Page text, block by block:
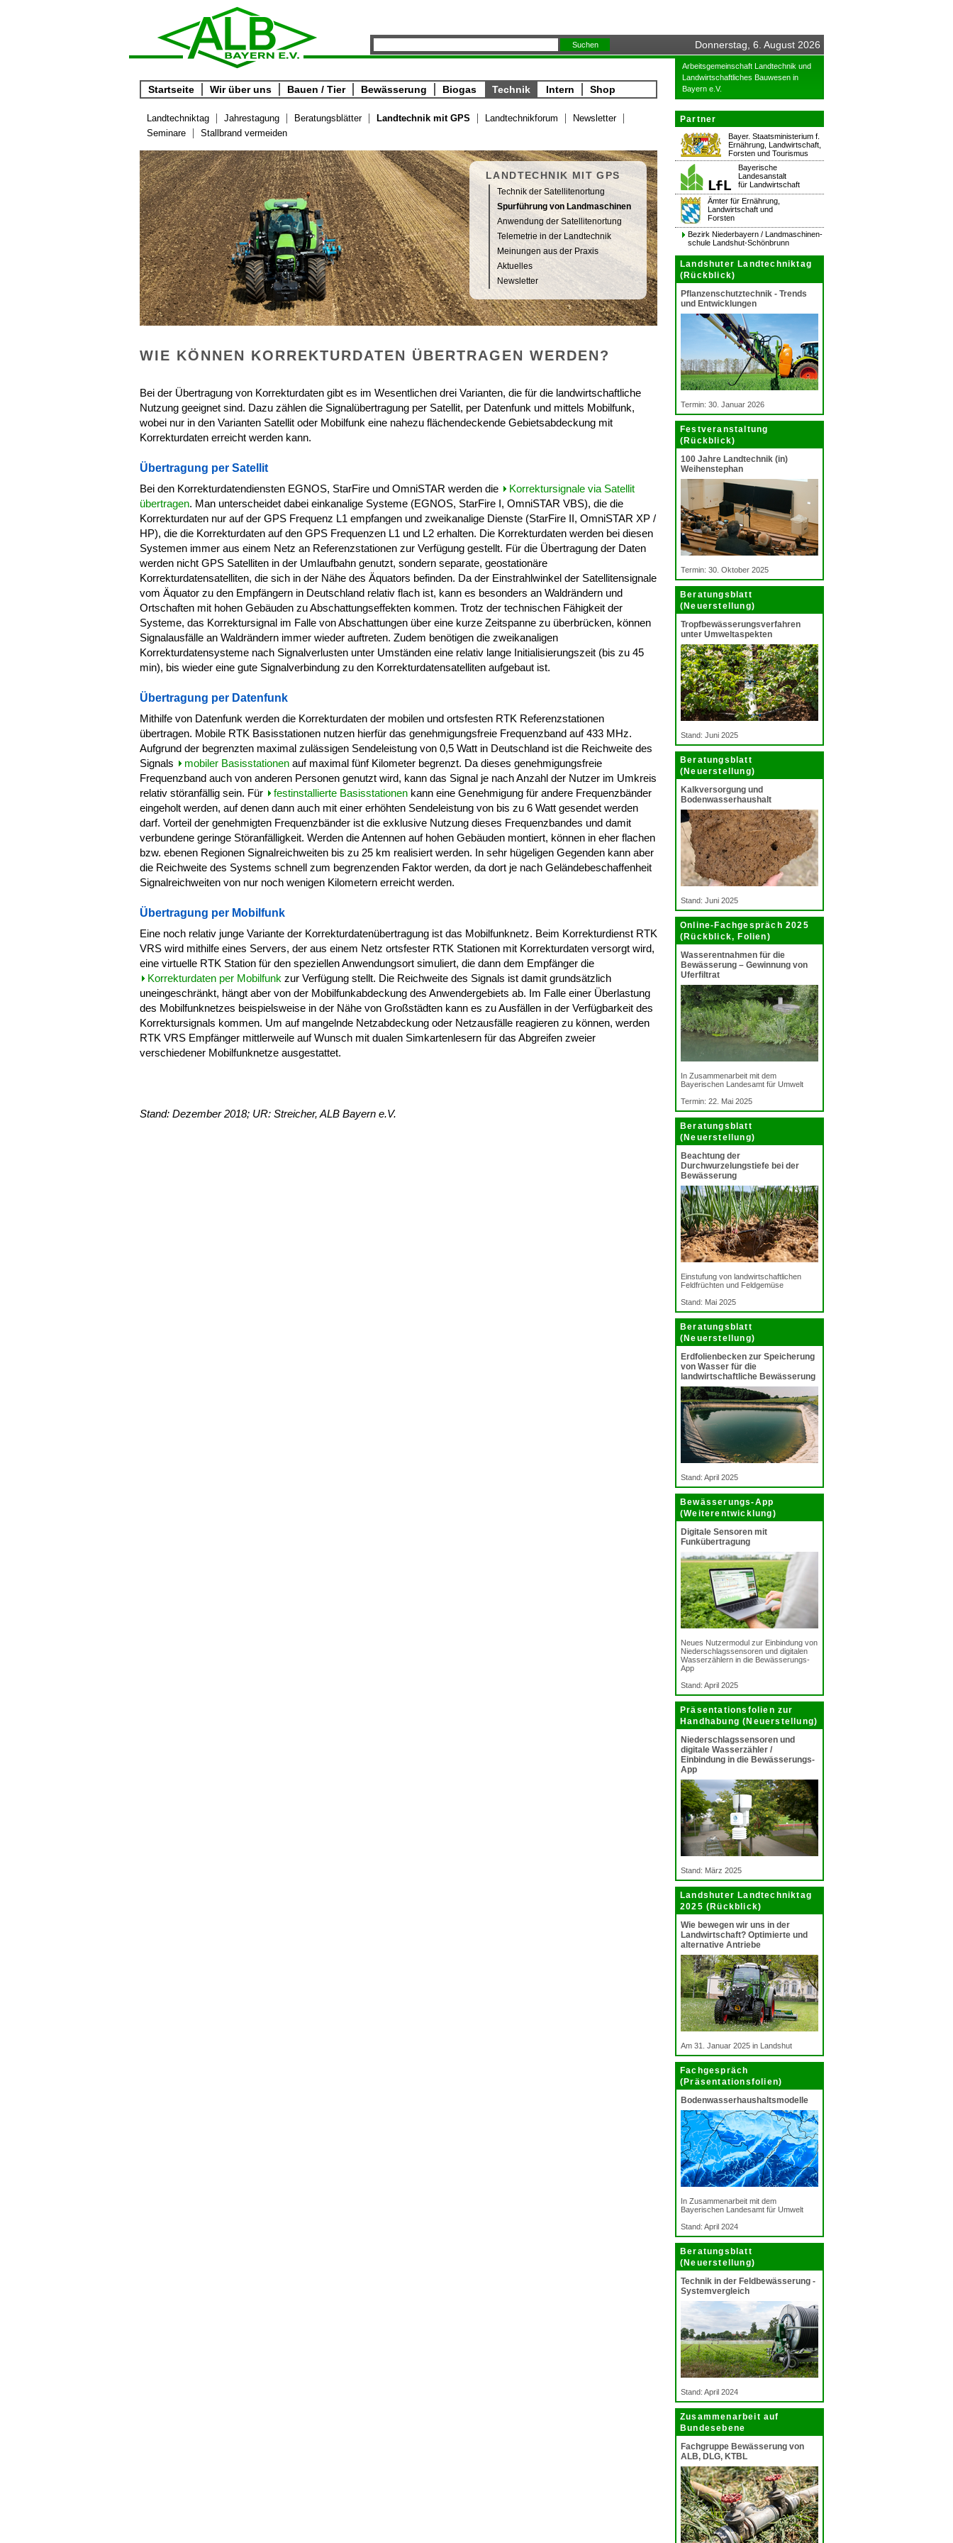
Donnerstag, 6. August 2026
Startseite Wir über uns Bauen / Tier Bewässerung Biogas Technik Intern Shop
Arbeitsgemeinschaft Landtechnik und
Landwirtschaftliches Bauwesen in
Bayern e.V.
Partner
Bayer. Staatsministerium f.
Ernährung, Landwirtschaft,
Forsten und Tourismus
Bayerische
Landesanstalt
für Landwirtschaft
Ämter für Ernährung,
Landwirtschaft und
Forsten
Bezirk Niederbayern / Landmaschinen-
schule Landshut-Schönbrunn
Landshuter Landtechniktag
(Rückblick)
Pflanzenschutztechnik - Trends
und Entwicklungen
Termin: 30. Januar 2026
Festveranstaltung
(Rückblick)
100 Jahre Landtechnik (in)
Weihenstephan
Termin: 30. Oktober 2025
Beratungsblatt
(Neuerstellung)
Tropfbewässerungsverfahren
unter Umweltaspekten
Stand: Juni 2025
Beratungsblatt
(Neuerstellung)
Kalkversorgung und
Bodenwasserhaushalt
Stand: Juni 2025
Online-Fachgespräch 2025
(Rückblick, Folien)
Wasserentnahmen für die
Bewässerung – Gewinnung von
Uferfiltrat
In Zusammenarbeit mit dem
Bayerischen Landesamt für Umwelt
Termin: 22. Mai 2025
Beratungsblatt
(Neuerstellung)
Beachtung der
Durchwurzelungstiefe bei der
Bewässerung
Einstufung von landwirtschaftlichen
Feldfrüchten und Feldgemüse
Stand: Mai 2025
Beratungsblatt
(Neuerstellung)
Erdfolienbecken zur Speicherung
von Wasser für die
landwirtschaftliche Bewässerung
Stand: April 2025
Bewässerungs-App
(Weiterentwicklung)
Digitale Sensoren mit
Funkübertragung
Neues Nutzermodul zur Einbindung von
Niederschlagssensoren und digitalen
Wasserzählern in die Bewässerungs-
App
Stand: April 2025
Präsentationsfolien zur
Handhabung (Neuerstellung)
Niederschlagssensoren und
digitale Wasserzähler /
Einbindung in die Bewässerungs-
App
Stand: März 2025
Landshuter Landtechniktag
2025 (Rückblick)
Wie bewegen wir uns in der
Landwirtschaft? Optimierte und
alternative Antriebe
Am 31. Januar 2025 in Landshut
Fachgespräch
(Präsentationsfolien)
Bodenwasserhaushaltsmodelle
In Zusammenarbeit mit dem
Bayerischen Landesamt für Umwelt
Stand: April 2024
Beratungsblatt
(Neuerstellung)
Technik in der Feldbewässerung -
Systemvergleich
Stand: April 2024
Zusammenarbeit auf
Bundesebene
Fachgruppe Bewässerung von
ALB, DLG, KTBL
Landtechniktag Jahrestagung Beratungsblätter Landtechnik mit GPS Landtechnikforum
Newsletter
Seminare
Stallbrand vermeiden
LANDTECHNIK MIT GPS
Technik der Satellitenortung
Spurführung von Landmaschinen
Anwendung der Satellitenortung
Telemetrie in der Landtechnik
Meinungen aus der Praxis
Aktuelles
Newsletter
WIE KÖNNEN KORREKTURDATEN ÜBERTRAGEN WERDEN?
Bei der Übertragung von Korrekturdaten gibt es im Wesentlichen drei Varianten, die für die landwirtschaftliche
Nutzung geeignet sind. Dazu zählen die Signalübertragung per Satellit, per Datenfunk und mittels Mobilfunk,
wobei nur in den Varianten Satellit oder Mobilfunk eine nahezu flächendeckende Gebietsabdeckung mit
Korrekturdaten erreicht werden kann.
Übertragung per Satellit
Bei den Korrekturdatendiensten EGNOS, StarFire und OmniSTAR werden die
Korrektursignale via Satellit
übertragen. Man unterscheidet dabei einkanalige Systeme (EGNOS, StarFire I, OmniSTAR VBS), die die
Korrekturdaten nur auf der GPS Frequenz L1 empfangen und zweikanalige Dienste (StarFire II, OmniSTAR XP /
HP), die die Korrekturdaten auf den GPS Frequenzen L1 und L2 erhalten. Die Korrekturdaten werden bei diesen
Systemen immer aus einem Netz an Referenzstationen zur Verfügung gestellt. Für die Übertragung der Daten
werden nicht GPS Satelliten in der Umlaufbahn genutzt, sondern separate, geostationäre
Korrekturdatensatelliten, die sich in der Nähe des Äquators befinden. Da der Einstrahlwinkel der Satellitensignale
vom Äquator zu den Empfängern in Deutschland relativ flach ist, kann es besonders an Waldrändern und
Ortschaften mit hohen Gebäuden zu Abschattungseffekten kommen. Trotz der technischen Fähigkeit der
Systeme, das Korrektursignal im Falle von Abschattungen über eine kurze Zeitspanne zu überbrücken, können
Signalausfälle an Waldrändern immer wieder auftreten. Zudem benötigen die zweikanaligen
Korrekturdatensysteme nach Signalverlusten unter Umständen eine relativ lange Initialisierungszeit (bis zu 45
min), bis wieder eine gute Signalverbindung zu den Korrekturdatensatelliten aufgebaut ist.
Übertragung per Datenfunk
Mithilfe von Datenfunk werden die Korrekturdaten der mobilen und ortsfesten RTK Referenzstationen
übertragen. Mobile RTK Basisstationen nutzen hierfür das genehmigungsfreie Frequenzband auf 433 MHz.
Aufgrund der begrenzten maximal zulässigen Sendeleistung von 0,5 Watt in Deutschland ist die Reichweite des
Signals
mobiler Basisstationen auf maximal fünf Kilometer begrenzt. Da dieses genehmigungsfreie
Frequenzband auch von anderen Personen genutzt wird, kann das Signal je nach Anzahl der Nutzer im Umkreis
relativ störanfällig sein. Für
festinstallierte Basisstationen kann eine Genehmigung für andere Frequenzbänder
eingeholt werden, auf denen dann auch mit einer erhöhten Sendeleistung von bis zu 6 Watt gesendet werden
darf. Vorteil der genehmigten Frequenzbänder ist die exklusive Nutzung dieses Frequenzbandes und damit
verbundene geringe Störanfälligkeit. Werden die Antennen auf hohen Gebäuden montiert, können in eher flachen
bzw. ebenen Regionen Signalreichweiten bis zu 25 km realisiert werden. In sehr hügeligen Gegenden kann aber
die Reichweite des Systems schnell zum begrenzenden Faktor werden, da dort je nach Geländebeschaffenheit
Signalreichweiten von nur noch wenigen Kilometern erreicht werden.
Übertragung per Mobilfunk
Eine noch relativ junge Variante der Korrekturdatenübertragung ist das Mobilfunknetz. Beim Korrekturdienst RTK
VRS wird mithilfe eines Servers, der aus einem Netz ortsfester RTK Stationen mit Korrekturdaten versorgt wird,
eine virtuelle RTK Station für den speziellen Anwendungsort simuliert, die dann dem Empfänger die
Korrekturdaten per Mobilfunk zur Verfügung stellt. Die Reichweite des Signals ist damit grundsätzlich
uneingeschränkt, hängt aber von der Mobilfunkabdeckung des Anwendergebiets ab. Im Falle einer Überlastung
des Mobilfunknetzes beispielsweise in der Nähe von Großstädten kann es zu Ausfällen in der Verfügbarkeit des
Korrektursignals kommen. Um auf mangelnde Netzabdeckung oder Netzausfälle reagieren zu können, werden
RTK VRS Empfänger mittlerweile auf Wunsch mit dualen Simkartenlesern für das Abgreifen zweier
verschiedener Mobilfunknetze ausgestattet.
Stand: Dezember 2018; UR: Streicher, ALB Bayern e.V.